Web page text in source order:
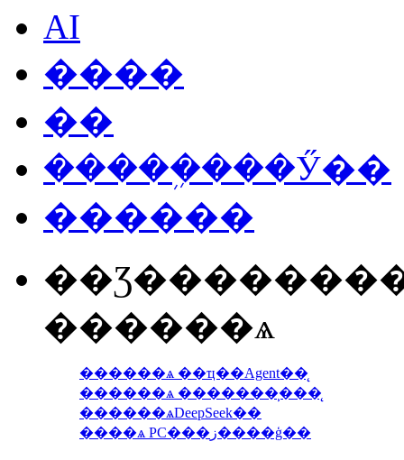
AI
����
��
�����ܹ���Ӳ��
������
������ѧ
������ѧ ��ҵ��Agent��̨
������ѧ �������̹���̨
������ѧDeepSeek��
����ѧ PC���ز����ģ��